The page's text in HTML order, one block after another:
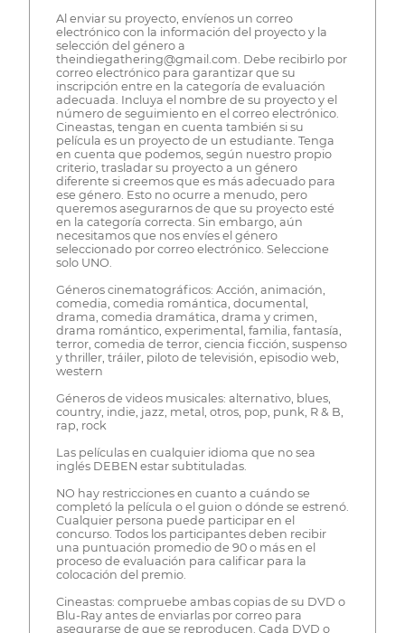
Al enviar su proyecto, envíenos un correo
electrónico con la información del proyecto y la
selección del género a
theindiegathering@gmail.com. Debe recibirlo por
correo electrónico para garantizar que su
inscripción entre en la categoría de evaluación
adecuada. Incluya el nombre de su proyecto y el
número de seguimiento en el correo electrónico.
Cineastas, tengan en cuenta también si su
película es un proyecto de un estudiante. Tenga
en cuenta que podemos, según nuestro propio
criterio, trasladar su proyecto a un género
diferente si creemos que es más adecuado para
ese género. Esto no ocurre a menudo, pero
queremos asegurarnos de que su proyecto esté
en la categoría correcta. Sin embargo, aún
necesitamos que nos envíes el género
seleccionado por correo electrónico. Seleccione
solo UNO.
Géneros cinematográficos: Acción, animación,
comedia, comedia romántica, documental,
drama, comedia dramática, drama y crimen,
drama romántico, experimental, familia, fantasía,
terror, comedia de terror, ciencia ficción, suspenso
y thriller, tráiler, piloto de televisión, episodio web,
western
Géneros de videos musicales: alternativo, blues,
country, indie, jazz, metal, otros, pop, punk, R & B,
rap, rock
Las películas en cualquier idioma que no sea
inglés DEBEN estar subtituladas.
NO hay restricciones en cuanto a cuándo se
completó la película o el guion o dónde se estrenó.
Cualquier persona puede participar en el
concurso. Todos los participantes deben recibir
una puntuación promedio de 90 o más en el
proceso de evaluación para calificar para la
colocación del premio.
Cineastas: compruebe ambas copias de su DVD o
Blu-Ray antes de enviarlas por correo para
asegurarse de que se reproducen. Cada DVD o